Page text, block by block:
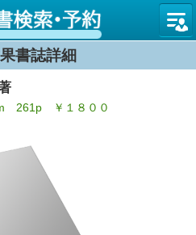
図書館
書誌詳細
261p ￥１８００